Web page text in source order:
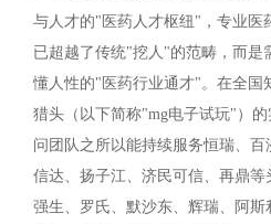
与人才的"医药人才枢纽"，专业医
已超越了传统"挖人"的范畴，而是
懂人性的"医药行业通才"。在全国
猎头（以下简称"mg电子试玩"）
问团队之所以能持续服务恒瑞、百
信达、扬子江、济民可信、再鼎等
强生、罗氏、默沙东、辉瑞、阿斯